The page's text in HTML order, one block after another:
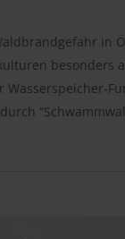
in
besonders